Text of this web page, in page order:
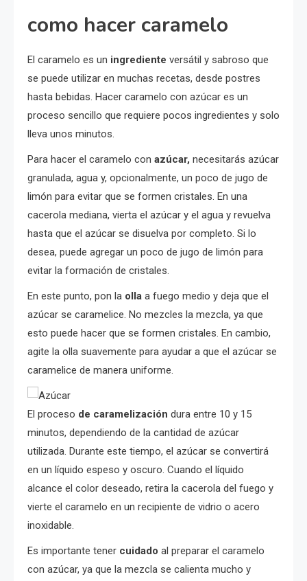
como hacer caramelo
El caramelo es un ingrediente versátil y sabroso que
se puede utilizar en muchas recetas, desde postres
hasta bebidas. Hacer caramelo con azúcar es un
proceso sencillo que requiere pocos ingredientes y solo
lleva unos minutos.
Para hacer el caramelo con azúcar, necesitarás azúcar
granulada, agua y, opcionalmente, un poco de jugo de
limón para evitar que se formen cristales. En una
cacerola mediana, vierta el azúcar y el agua y revuelva
hasta que el azúcar se disuelva por completo. Si lo
desea, puede agregar un poco de jugo de limón para
evitar la formación de cristales.
En este punto, pon la olla a fuego medio y deja que el
azúcar se caramelice. No mezcles la mezcla, ya que
esto puede hacer que se formen cristales. En cambio,
agite la olla suavemente para ayudar a que el azúcar se
caramelice de manera uniforme.
El proceso de caramelización dura entre 10 y 15
minutos, dependiendo de la cantidad de azúcar
utilizada. Durante este tiempo, el azúcar se convertirá
en un líquido espeso y oscuro. Cuando el líquido
alcance el color deseado, retira la cacerola del fuego y
vierte el caramelo en un recipiente de vidrio o acero
inoxidable.
Es importante tener cuidado al preparar el caramelo
con azúcar, ya que la mezcla se calienta mucho y